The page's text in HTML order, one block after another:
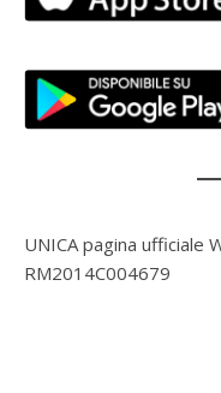
UNICA pagina ufficiale
RM2014C004679